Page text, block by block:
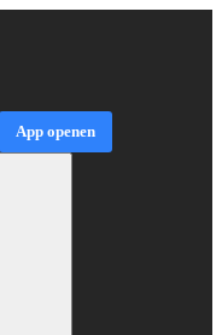
App openen